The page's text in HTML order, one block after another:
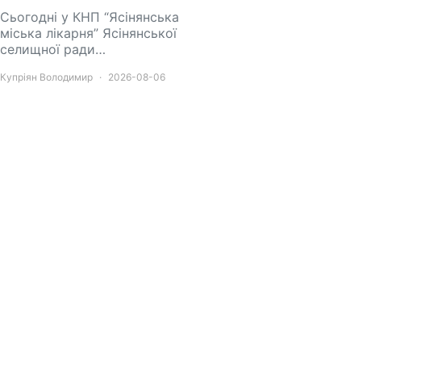
Сьогодні у КНП “Ясінянська
міська лікарня” Ясінянської
селищної ради…
Купріян Володимир 2026-08-06